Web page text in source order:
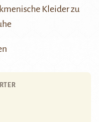
Kleider zu